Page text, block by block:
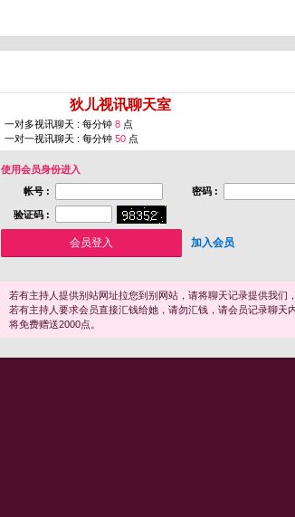
狄儿视讯聊天室
一对多视讯聊天 : 每分钟 8 点
一对一视讯聊天 : 每分钟 50 点
使用会员身份进入
帐号 :
密码 :
验证码 :
加入会员
若有主持人提供别站网址拉您到别网站，请将聊天记录提供我们
若有主持人要求会员直接汇钱给她，请勿汇钱，请会员记录聊
将免费赠送2000点。